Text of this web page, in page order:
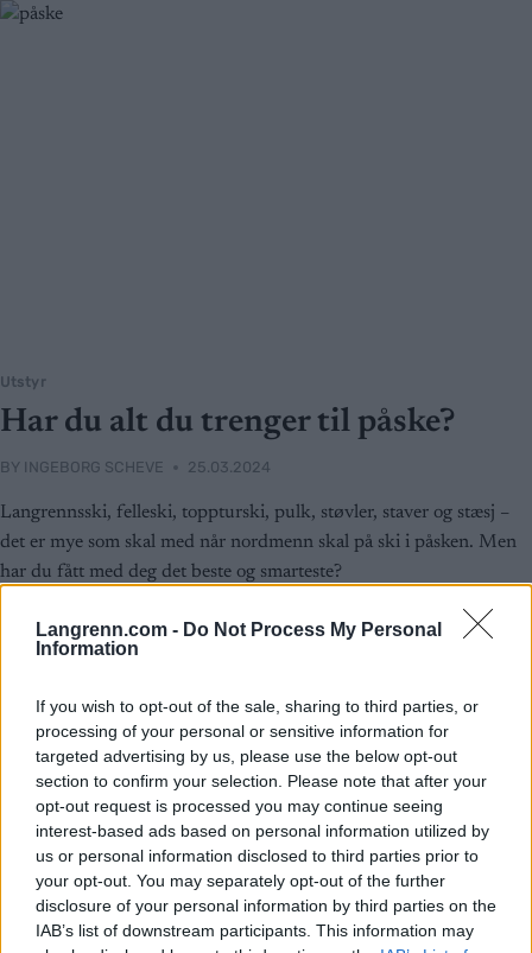
Langrenn.com - Do Not Process My Personal
Information
If you wish to opt-out of the sale, sharing to third parties, or
processing of your personal or sensitive information for
targeted advertising by us, please use the below opt-out
section to confirm your selection. Please note that after your
opt-out request is processed you may continue seeing
interest-based ads based on personal information utilized by
us or personal information disclosed to third parties prior to
your opt-out. You may separately opt-out of the further
disclosure of your personal information by third parties on the
IAB’s list of downstream participants. This information may
Utstyr
Har du alt du trenger til påske?
BY INGEBORG SCHEVE 25.03.2024
Langrennsski, felleski, toppturski, pulk, støvler, staver og stæsj –
det er mye som skal med når nordmenn skal på ski i påsken. Men
har du fått med deg det beste og smarteste?